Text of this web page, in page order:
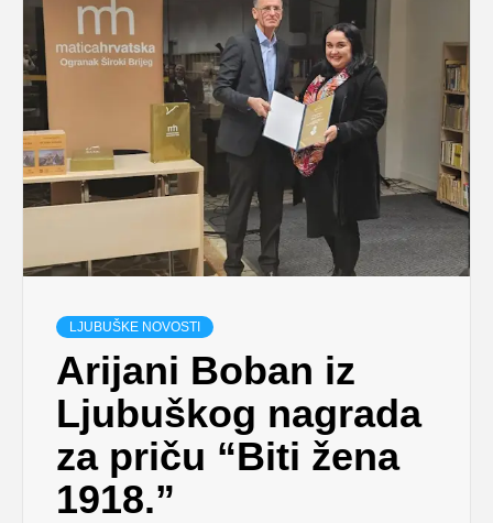
LJUBUŠKE NOVOSTI
Arijani Boban iz
Ljubuškog nagrada
za priču “Biti žena
1918.”